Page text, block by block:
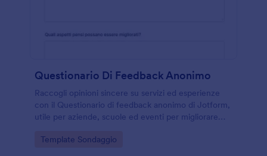
Questionario Di Feedback Anonimo
Raccogli opinioni sincere su servizi ed esperienze
con il Questionario di feedback anonimo di Jotform,
utile per aziende, scuole ed eventi per migliorare
tramite raccolta dati online.
Go to Category:
Template Sondaggio